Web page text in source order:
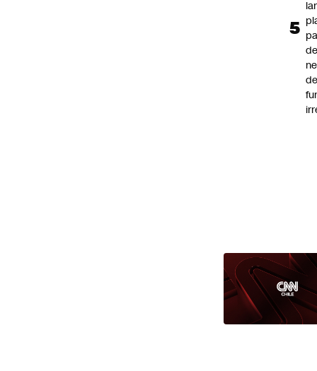
de